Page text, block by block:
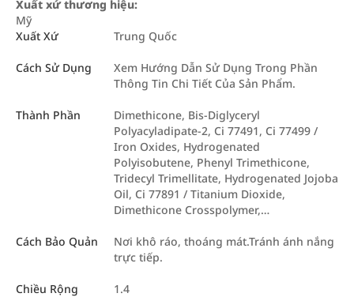
Xuất xứ thương hiệu:
Mỹ
Xuất Xứ
Trung Quốc
Cách Sử Dụng
Xem Hướng Dẫn Sử Dụng Trong Phần
Thông Tin Chi Tiết Của Sản Phẩm.
Thành Phần
Dimethicone, Bis-Diglyceryl
Polyacyladipate-2, Ci 77491, Ci 77499 /
Iron Oxides, Hydrogenated
Polyisobutene, Phenyl Trimethicone,
Tridecyl Trimellitate, Hydrogenated Jojoba
Oil, Ci 77891 / Titanium Dioxide,
Dimethicone Crosspolymer,…
Cách Bảo Quản
Nơi khô ráo, thoáng mát.Tránh ánh nắng
trực tiếp.
Chiều Rộng 1.4